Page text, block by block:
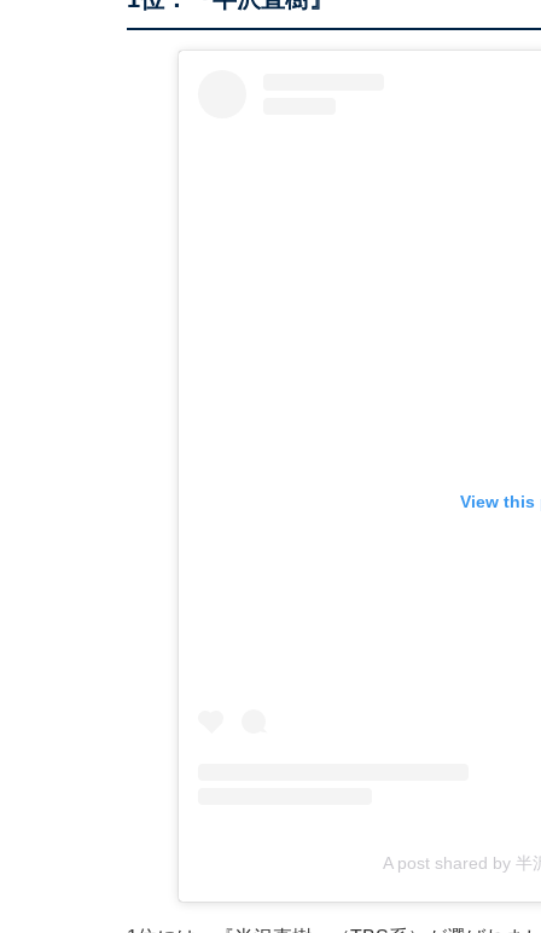
View this
A post shared by 半